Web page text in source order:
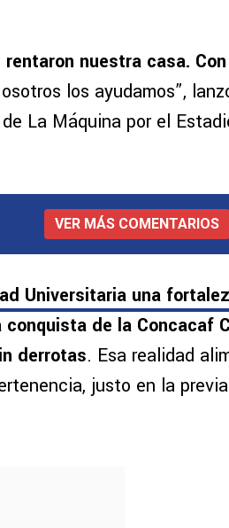
rentaron nuestra casa.
los ayudamos”,
La Máquina por el
VER MÁS COMENTARIOS
Universitaria una
conquista de la Concacaf
derrotas. Esa realidad
justo en la